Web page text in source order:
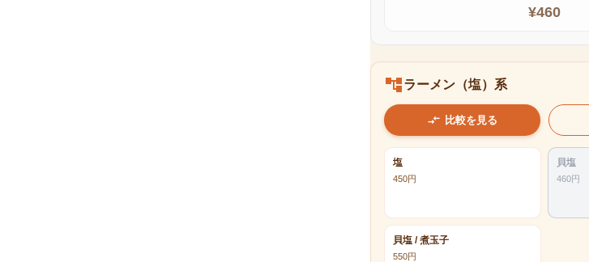
¥460
account_treeラーメン（塩）系
compare_arrows 比較を見る
塩
450円
貝塩
460円
貝塩 / 煮玉子
550円